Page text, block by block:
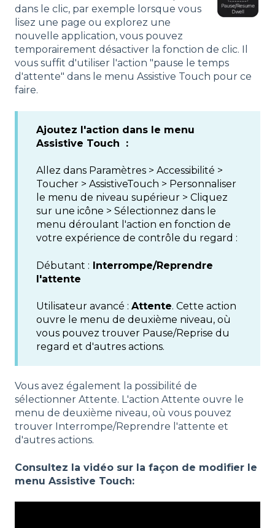
dans le clic, par exemple lorsque vous
lisez une page ou explorez une
nouvelle application, vous pouvez
temporairement désactiver la fonction de clic. Il
vous suffit d'utiliser l'action "pause le temps
d'attente" dans le menu Assistive Touch pour ce
faire.
Ajoutez l'action dans le menu
Assistive Touch :
Allez dans Paramètres > Accessibilité >
Toucher > AssistiveTouch > Personnaliser
le menu de niveau supérieur > Cliquez
sur une icône > Sélectionnez dans le
menu déroulant l'action en fonction de
votre expérience de contrôle du regard :
Débutant : Interrompe/Reprendre
l'attente
Utilisateur avancé : Attente. Cette action
ouvre le menu de deuxième niveau, où
vous pouvez trouver Pause/Reprise du
regard et d'autres actions.
Vous avez également la possibilité de
sélectionner Attente. L'action Attente ouvre le
menu de deuxième niveau, où vous pouvez
trouver Interrompe/Reprendre l'attente et
d'autres actions.
Consultez la vidéo sur la façon de modifier le
menu Assistive Touch: